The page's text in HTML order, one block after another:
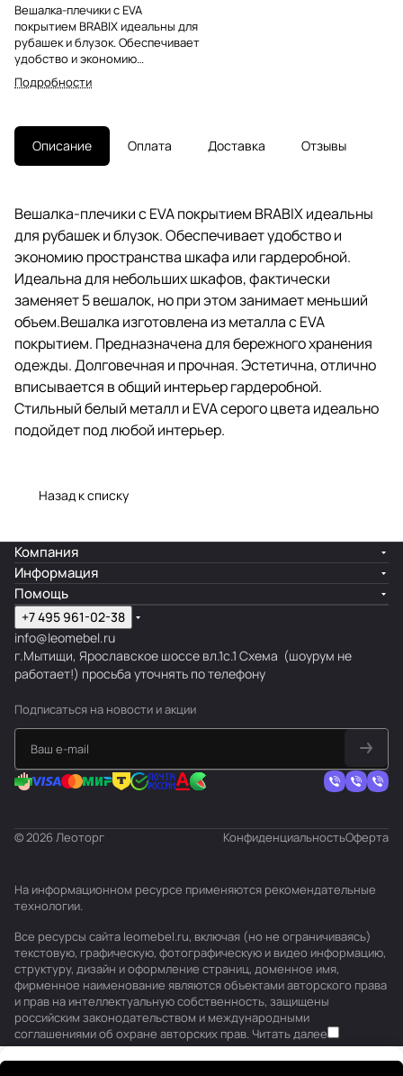
Вешалка-плечики с EVA
покрытием BRABIX идеальны для
рубашек и блузок. Обеспечивает
удобство и экономию
пространства шкафа или
гардеробной. Идеальна для
заменяет 5 вешалок, но при
этом занимает меньший
объем.Вешалка изготовлена из
хранения одежды. Долговечная
и прочная. Эстетична, отлично
вписывается в общий интерьер
гардеробной. Стильный белый
металл и EVA серого цвета
идеально подойдет под любой
интерьер.
Подробности
Описание Оплата Доставка Отзывы
Вешалка-плечики с EVA покрытием BRABIX идеальны
для рубашек и блузок. Обеспечивает удобство и
экономию пространства шкафа или гардеробной.
Идеальна для небольших шкафов, фактически
заменяет 5 вешалок, но при этом занимает меньший
объем.Вешалка изготовлена из металла с EVA
покрытием. Предназначена для бережного хранения
одежды. Долговечная и прочная. Эстетична, отлично
вписывается в общий интерьер гардеробной.
Стильный белый металл и EVA серого цвета идеально
подойдет под любой интерьер.
Назад к списку
Компания
Информация
Помощь
+7 495 961-02-38
info@leomebel.ru
г.Мытищи, Ярославское шоссе вл.1с.1 Схема (шоурум не
работает!) просьба уточнять по телефону
Подписаться на новости и акции
© 2026 Леоторг КонфиденциальностьОферта
На информационном ресурсе применяются рекомендательные
технологии.
Все ресурсы сайта leomebel.ru, включая (но не ограничиваясь)
текстовую, графическую, фотографическую и видео информацию,
структуру, дизайн и оформление страниц, доменное имя,
фирменное наименование являются объектами авторского права
и прав на интеллектуальную собственность, защищены
российским законодательством и международными
соглашениями об охране авторских прав. Читать далее